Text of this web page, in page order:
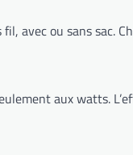
avec ou sans sac.
aux watts.